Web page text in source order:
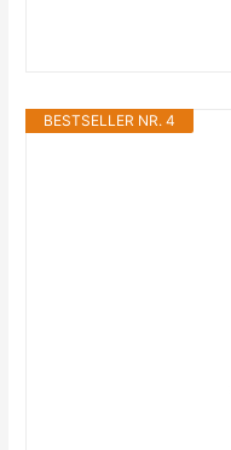
BESTSELLER NR. 4